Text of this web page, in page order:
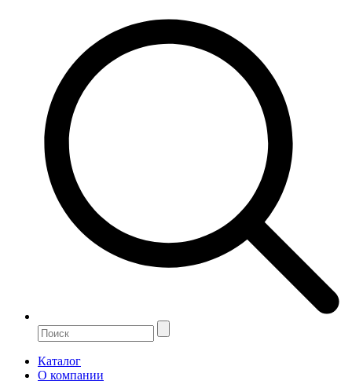
Каталог
О компании